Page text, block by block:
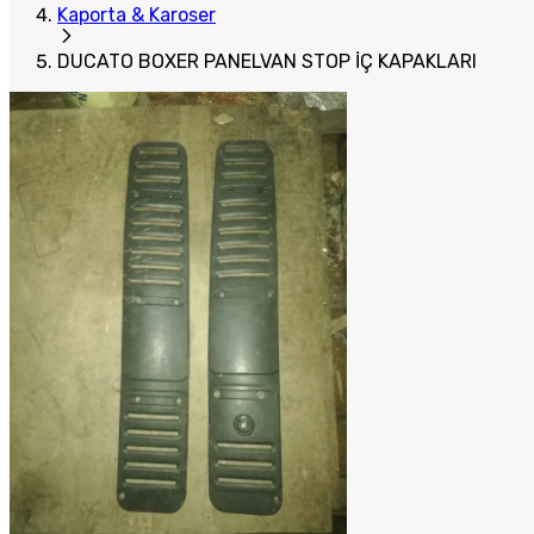
Kaporta & Karoser
DUCATO BOXER PANELVAN STOP İÇ KAPAKLARI